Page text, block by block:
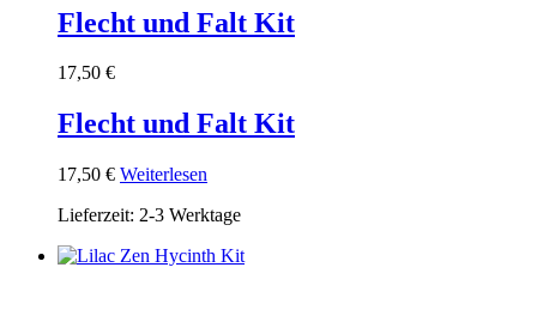
Flecht und Falt Kit
17,50 €
Flecht und Falt Kit
17,50 € Weiterlesen
Lieferzeit: 2-3 Werktage